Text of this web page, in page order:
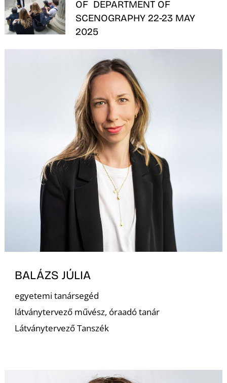
OF DEPARTMENT OF
SCENOGRAPHY 22-23 MAY
2025
BALÁZS JÚLIA
egyetemi tanársegéd
látványtervező művész, óraadó tanár
Látványtervező Tanszék